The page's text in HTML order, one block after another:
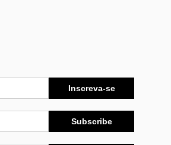
Inscreva-se
Subscribe